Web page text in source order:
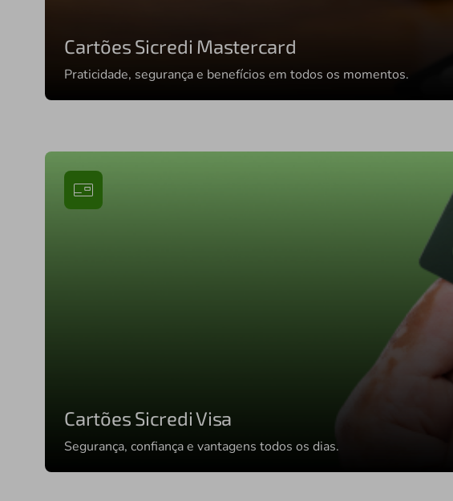
Cartões Sicredi Mastercard
Praticidade, segurança e benefícios em todos os momentos.
Cartões Sicredi Visa
Segurança, confiança e vantagens todos os dias.